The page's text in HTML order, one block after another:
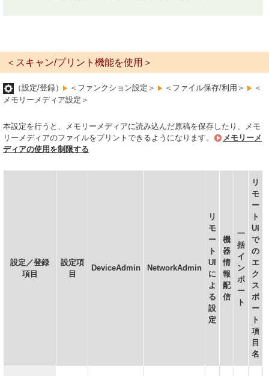
＜スキャン/プリント機能を使用＞
（設定/登録） ＜ファンクション設定＞ ＜ファイル保存/利用＞
＜
メモリーメディア設定＞
本設定を行うと、メモリーメディアに読み込んだ原稿を保存したり、メモ
リーメディアのファイルをプリントできるようになります。
メモリーメ
ディアの使用を制限する
設定／登録
項目
設定項
目
DeviceAdmin NetworkAdmin
リ
モ
ー
ト
UI
に
よ
る
設
定
機
器
情
報
配
信
一
括
イ
ン
ポ
ー
ト
リ
モ
ー
ト
UI
で
の
エ
ク
ス
ポ
ー
ト
項
目
名